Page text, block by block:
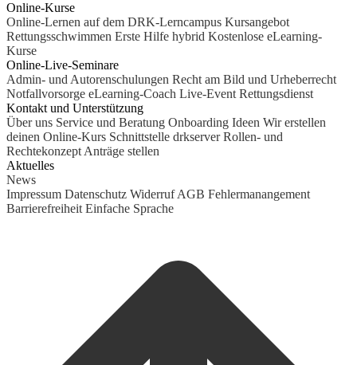
Online-Kurse
Online-Lernen auf dem DRK-Lerncampus Kursangebot
Rettungsschwimmen Erste Hilfe hybrid Kostenlose eLearning-
Kurse
Online-Live-Seminare
Admin- und Autorenschulungen Recht am Bild und Urheberrecht
Notfallvorsorge eLearning-Coach Live-Event Rettungsdienst
Kontakt und Unterstützung
Über uns Service und Beratung Onboarding Ideen Wir erstellen
deinen Online-Kurs Schnittstelle drkserver Rollen- und
Rechtekonzept Anträge stellen
Aktuelles
News
Impressum Datenschutz Widerruf AGB Fehlermanangement
Barrierefreiheit Einfache Sprache